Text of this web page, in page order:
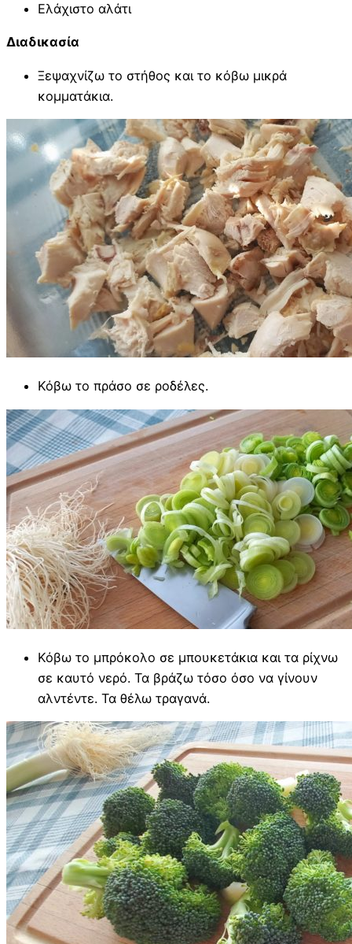
Ελάχιστο αλάτι
Διαδικασία
Ξεψαχνίζω το στήθος και το κόβω μικρά
κομματάκια.
Κόβω το πράσο σε ροδέλες.
Κόβω το μπρόκολο σε μπουκετάκια και τα ρίχνω
σε καυτό νερό. Τα βράζω τόσο όσο να γίνουν
αλντέντε. Τα θέλω τραγανά.